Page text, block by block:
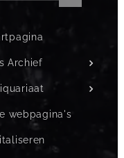
Archief
webpagina's